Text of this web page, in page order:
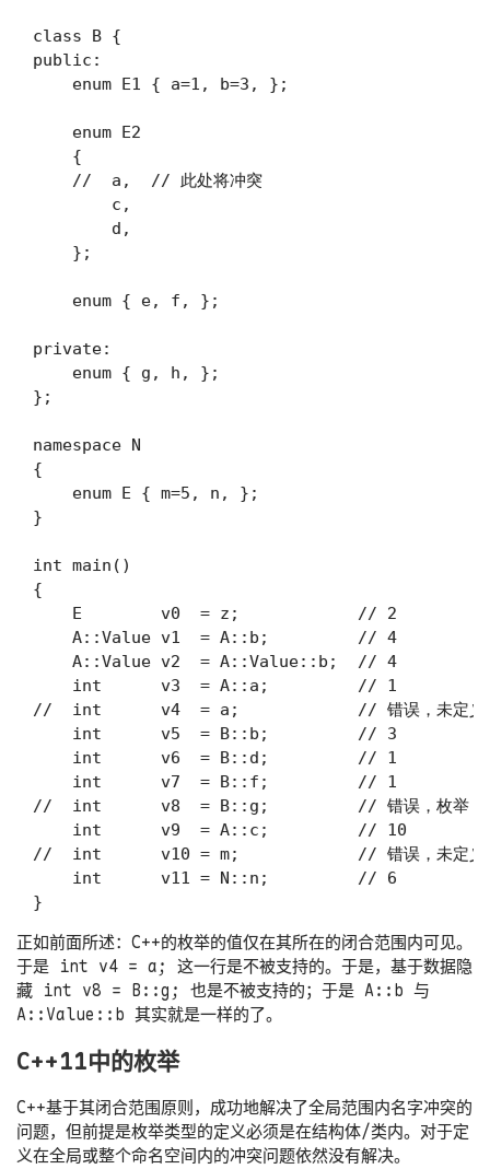
class B {
public:
    enum E1 { a=1, b=3, };
    enum E2
    {
    //  a,  // 此处将冲突
        c,
        d,
    };
    enum { e, f, };
private:
    enum { g, h, };
};
namespace N
{
    enum E { m=5, n, };
}
int main()
{
    E        v0  = z;            // 2
    A::Value v1  = A::b;         // 4
    A::Value v2  = A::Value::b;  // 4
    int      v3  = A::a;         // 1
//  int      v4  = a;            // 错误，未定义
    int      v5  = B::b;         // 3
    int      v6  = B::d;         // 1
    int      v7  = B::f;         // 1
//  int      v8  = B::g;         // 错误，枚举（值）
    int      v9  = A::c;         // 10
//  int      v10 = m;            // 错误，未定义
    int      v11 = N::n;         // 6
正如前面所述：C++的枚举的值仅在其所在的闭合范围内可见。
于是 int v4 = a; 这一行是不被支持的。于是，基于数据隐
藏 int v8 = B::g; 也是不被支持的；于是 A::b 与
A::Value::b 其实就是一样的了。
C++11中的枚举
C++基于其闭合范围原则，成功地解决了全局范围内名字冲突的
问题，但前提是枚举类型的定义必须是在结构体/类内。对于定
义在全局或整个命名空间内的冲突问题依然没有解决。